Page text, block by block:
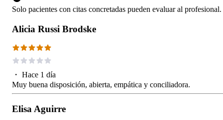
Solo pacientes con citas concretadas pueden evaluar al profesional.
Alicia Russi Brodske
・ Hace 1 día
Muy buena disposición, abierta, empática y conciliadora.
Elisa Aguirre